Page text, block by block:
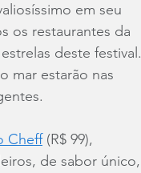
em seu
os restaurantes da
deste festival.
mar estarão nas
Cheff (R$ 99),
de sabor único,